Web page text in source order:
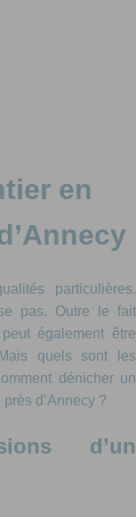
en
particulières.
pas. Outre le fait
également être
quels sont les
dénicher un
d’Annecy ?
d’un